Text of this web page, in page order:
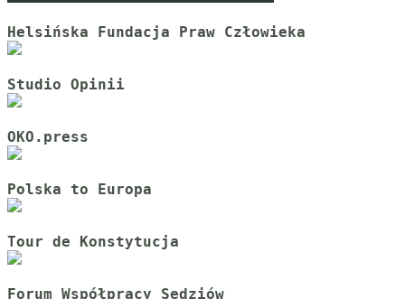
Helsińska Fundacja Praw Człowieka
Studio Opinii
OKO.press
Polska to Europa
Tour de Konstytucja
Forum Współpracy Sędziów